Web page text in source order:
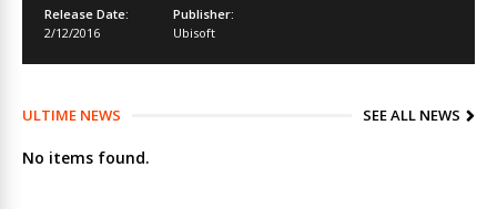
Release Date:
2/12/2016
Publisher:
Ubisoft
ULTIME NEWS SEE ALL NEWS
No items found.